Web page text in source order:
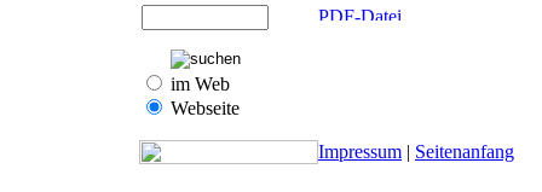
im Web
Webseite
Impressum | Seitenanfang